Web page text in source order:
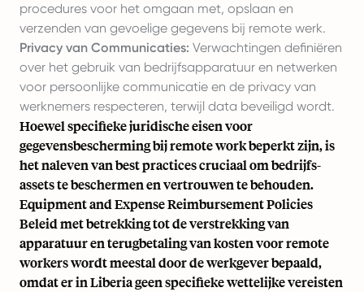
procedures voor het omgaan met, opslaan en
verzenden van gevoelige gegevens bij remote werk.
Privacy van Communicaties: Verwachtingen definiëren
over het gebruik van bedrijfsapparatuur en netwerken
voor persoonlijke communicatie en de privacy van
werknemers respecteren, terwijl data beveiligd wordt.
Hoewel specifieke juridische eisen voor
gegevensbescherming bij remote work beperkt zijn, is
het naleven van best practices cruciaal om bedrijfs-
assets te beschermen en vertrouwen te behouden.
Equipment and Expense Reimbursement Policies
Beleid met betrekking tot de verstrekking van
apparatuur en terugbetaling van kosten voor remote
workers wordt meestal door de werkgever bepaald,
omdat er in Liberia geen specifieke wettelijke vereisten